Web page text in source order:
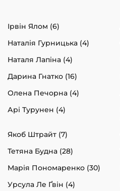
Ірвін Ялом (6)
Наталія Гурницька (4)
Наталя Лапіна (4)
Дарина Гнатко (16)
Олена Печорна (4)
Арі Турунен (4)
Якоб Штрайт (7)
Тетяна Будна (28)
Марія Пономаренко (30)
Урсула Ле Ґвін (4)